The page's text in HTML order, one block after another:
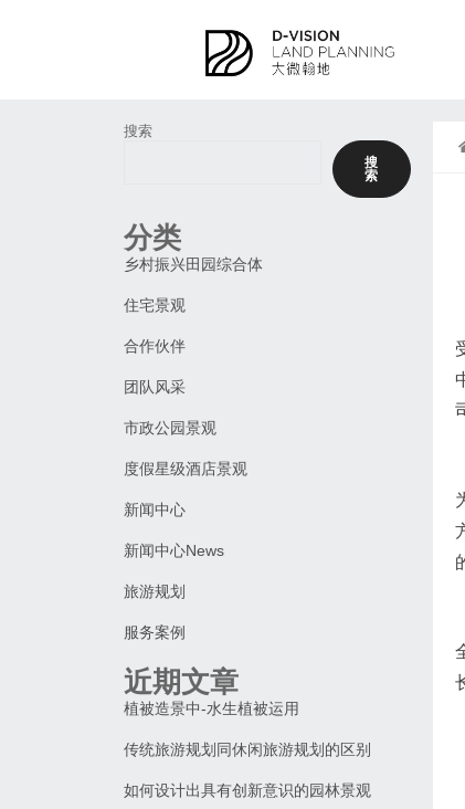
搜索
搜
索
分类
乡村振兴田园综合体
住宅景观
合作伙伴
团队风采
市政公园景观
度假星级酒店景观
新闻中心
新闻中心News
旅游规划
服务案例
近期文章
植被造景中-水生植被运用
传统旅游规划同休闲旅游规划的区别
如何设计出具有创新意识的园林景观